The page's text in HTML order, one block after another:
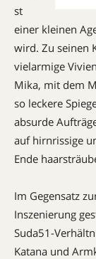
st
einer kleinen
wird. Zu seinen
vielarmige
Mika, mit dem
so leckere
absurde
auf hirnrissige
Ende
Im Gegensatz
Inszenierung
Suda51-
Katana und